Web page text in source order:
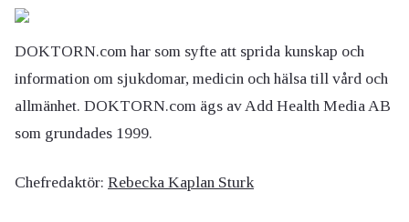
DOKTORN.com har som syfte att sprida kunskap och
information om sjukdomar, medicin och hälsa till vård och
allmänhet. DOKTORN.com ägs av Add Health Media AB
som grundades 1999.
Chefredaktör: Rebecka Kaplan Sturk